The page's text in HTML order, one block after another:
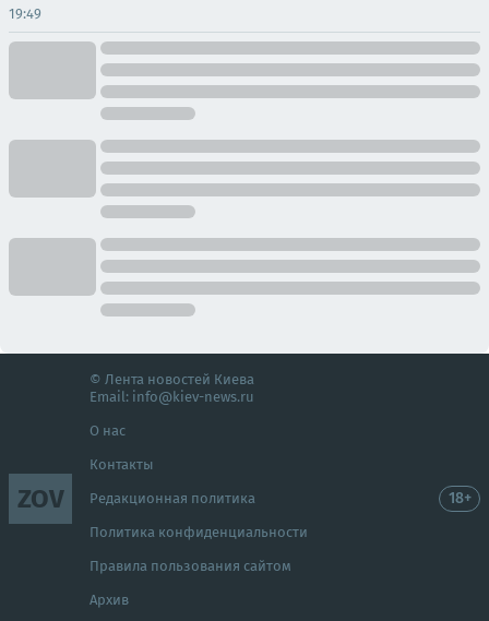
19:49
ZOV
© Лента новостей Киева
Email: info@kiev-news.ru
О нас
Контакты
Редакционная политика
Политика конфиденциальности
Правила пользования сайтом
Архив
18+